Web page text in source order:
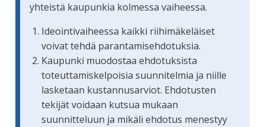
yhteistä kaupunkia kolmessa vaiheessa.
Ideointivaiheessa kaikki riihimäkeläiset
voivat tehdä parantamisehdotuksia.
Kaupunki muodostaa ehdotuksista
toteuttamiskelpoisia suunnitelmia ja niille
lasketaan kustannusarviot. Ehdotusten
tekijät voidaan kutsua mukaan
suunnitteluun ja mikäli ehdotus menestyy